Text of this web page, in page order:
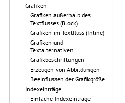
Grafiken
Grafiken außerhalb des
Textflusses (Block)
Grafiken im Textfluss (Inline)
Grafiken und
Textalternativen
Grafikbeschriftungen
Erzeugen von Abbildungen
Beeinflussen der Grafikgröße
Indexeinträge
Einfache Indexeinträge